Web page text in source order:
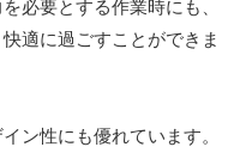
必要とする作業時にも、
適に過ごすことができま
ン性にも優れています。